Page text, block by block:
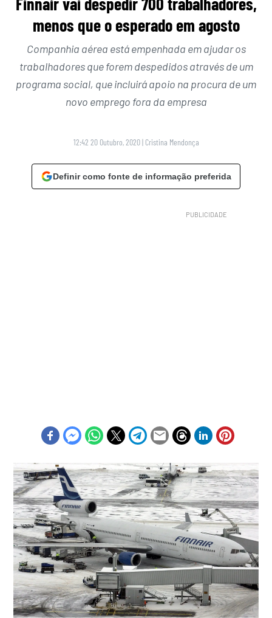
menos que o esperado em agosto
Companhia aérea está empenhada em ajudar os
trabalhadores que forem despedidos através de um
programa social, que incluirá apoio na procura de um
novo emprego fora da empresa
12:42 20 Outubro, 2020 | Cristina Mendonça
Definir como fonte de informação preferida